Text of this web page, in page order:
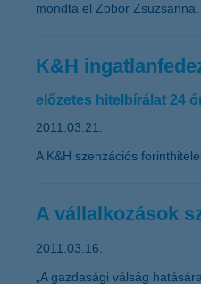
mondta el Zobor
K&H
előzetes hitelbírálat 24
2011.03.21.
A K&H szenzációs
A vállalkozások
2011.03.16.
„A gazdasági válság